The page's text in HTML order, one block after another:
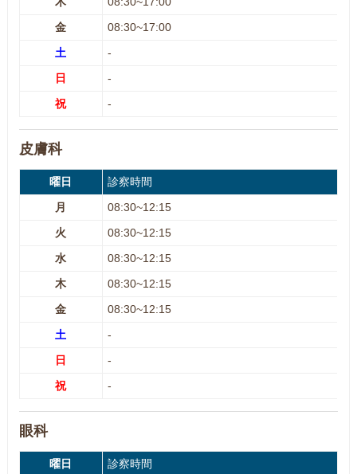
金
08:30~17:00
土
-
日
-
祝
-
皮膚科
曜日
診察時間
月
08:30~12:15
火
08:30~12:15
水
08:30~12:15
木
08:30~12:15
金
08:30~12:15
土
-
日
-
祝
-
眼科
曜日
診察時間